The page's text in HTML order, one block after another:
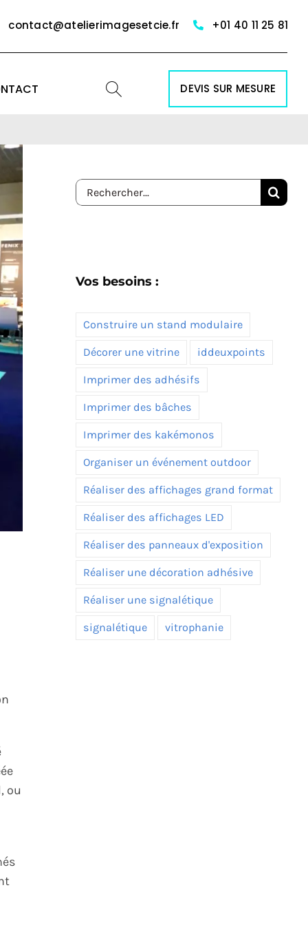
contact@atelierimagesetcie.fr +01 40 11 25 81
DEVIS SUR MESURE
ou
Rechercher:
Vos besoins :
Construire un stand modulaire
Décorer une vitrine iddeuxpoints
Imprimer des adhésifs
Imprimer des bâches
Imprimer des kakémonos
Organiser un événement outdoor
Réaliser des affichages grand format
Réaliser des affichages LED
Réaliser des panneaux d'exposition
Réaliser une décoration adhésive
Réaliser une signalétique
signalétique vitrophanie